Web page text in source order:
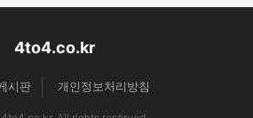
4to4.co.kr
시판 개인정보처리방침